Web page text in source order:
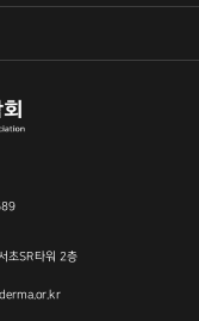
초SR타워 2층